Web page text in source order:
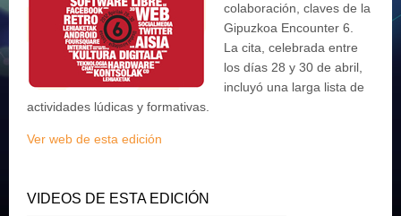
colaboración, claves de la
Gipuzkoa Encounter 6.
La cita, celebrada entre
los días 28 y 30 de abril,
incluyó una larga lista de
actividades lúdicas y formativas.
Ver web de esta edición
VIDEOS DE ESTA EDICIÓN